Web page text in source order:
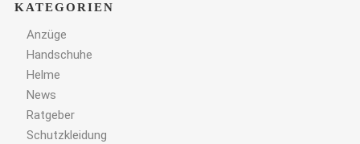
KATEGORIEN
Anzüge
Handschuhe
Helme
News
Ratgeber
Schutzkleidung